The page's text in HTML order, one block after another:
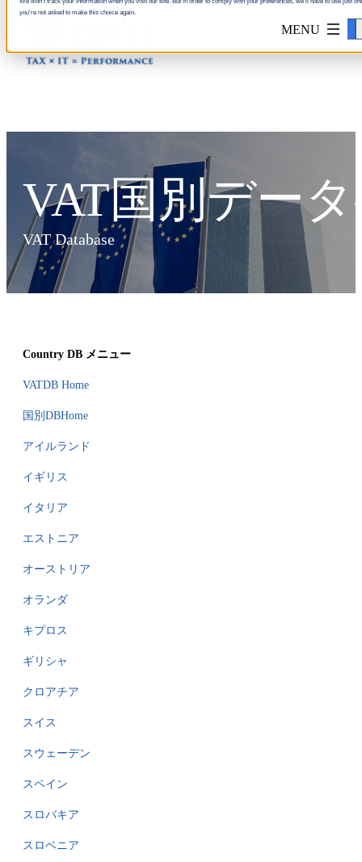
you're not asked to make this choice again.
Accept
VAT国別デー
VAT Database
Country DB メニュー
VATDB Home
国別DBHome
アイルランド
イギリス
イタリア
エストニア
オーストリア
オランダ
キプロス
ギリシャ
クロアチア
スイス
スウェーデン
スペイン
スロバキア
スロベニア